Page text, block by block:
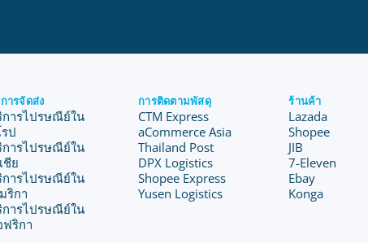
ารจัดส่ง
ารไปรษณีย์ใน
ป
ารไปรษณีย์ใน
ชีย
ารไปรษณีย์ใน
ริกา
ารไปรษณีย์ใน
ฟริกา
การติดตามพัสดุ
CTM Express
aCommerce Asia
Thailand Post
DPX Logistics
Shopee Express
Yusen Logistics
ร้านค้า
Lazada
Shopee
JIB
7-Eleven
Ebay
Konga